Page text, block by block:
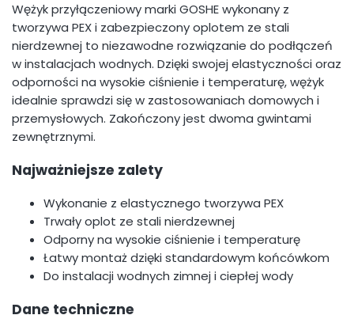
Wężyk przyłączeniowy marki GOSHE wykonany z
tworzywa PEX i zabezpieczony oplotem ze stali
nierdzewnej to niezawodne rozwiązanie do podłączeń
w instalacjach wodnych. Dzięki swojej elastyczności oraz
odporności na wysokie ciśnienie i temperaturę, wężyk
idealnie sprawdzi się w zastosowaniach domowych i
przemysłowych. Zakończony jest dwoma gwintami
zewnętrznymi.
Najważniejsze zalety
Wykonanie z elastycznego tworzywa PEX
Trwały oplot ze stali nierdzewnej
Odporny na wysokie ciśnienie i temperaturę
Łatwy montaż dzięki standardowym końcówkom
Do instalacji wodnych zimnej i ciepłej wody
Dane techniczne